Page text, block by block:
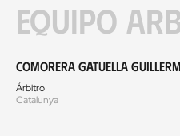
Equipo
Comorera Gatuella
Árbitro
Catalunya